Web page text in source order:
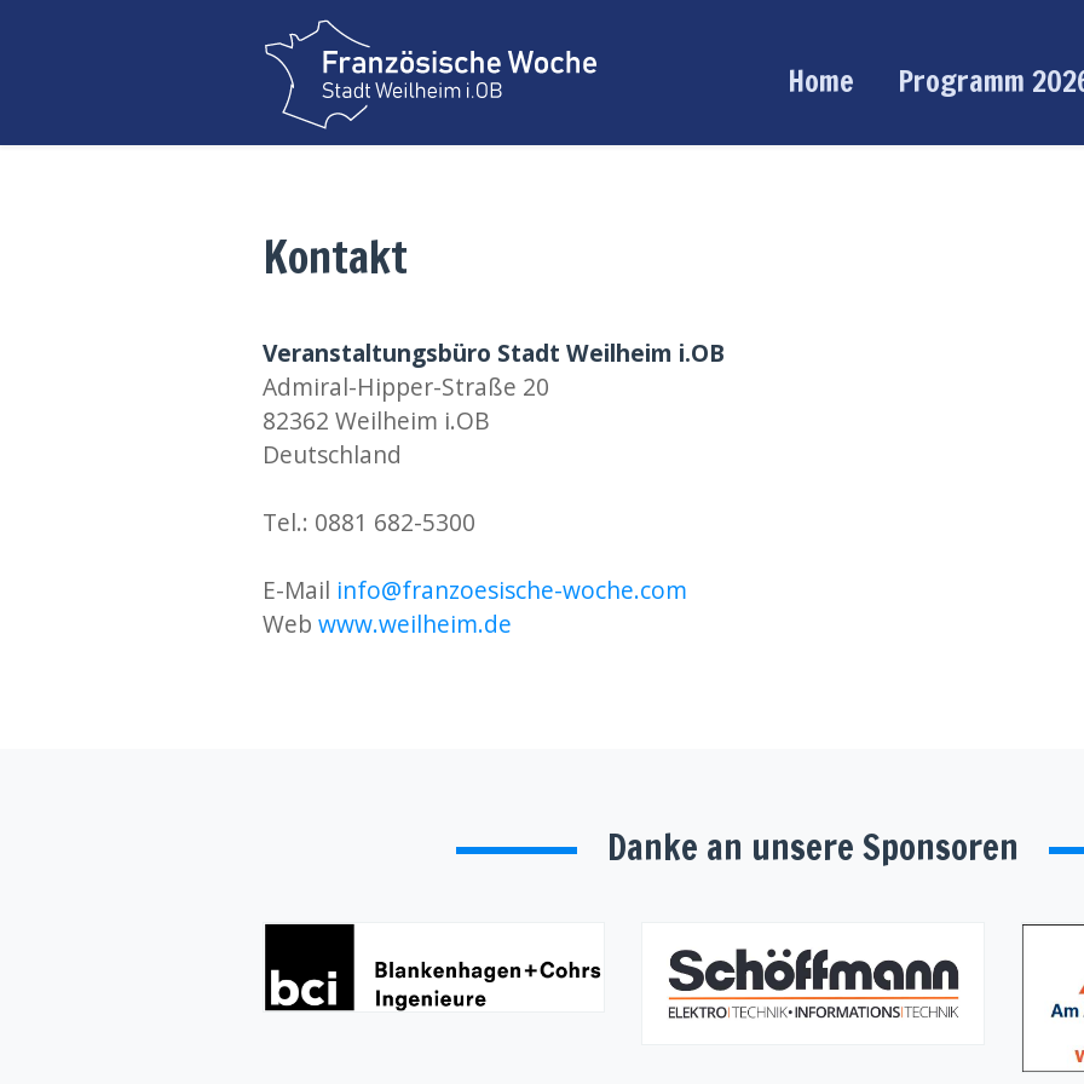
Home Programm
Kontakt
Veranstaltungsbüro Stadt Weilheim i.OB
Admiral-Hipper-Straße 20
82362 Weilheim i.OB
Deutschland
Tel.: 0881 682-5300
E-Mail info@franzoesische-woche.com
Web www.weilheim.de
Danke an unsere Sponsoren